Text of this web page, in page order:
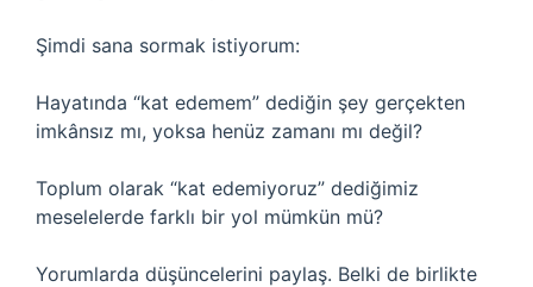
Şimdi sana sormak istiyorum:
Hayatında “kat edemem” dediğin şey gerçekten
imkânsız mı, yoksa henüz zamanı mı değil?
Toplum olarak “kat edemiyoruz” dediğimiz
meselelerde farklı bir yol mümkün mü?
Yorumlarda düşüncelerini paylaş. Belki de birlikte